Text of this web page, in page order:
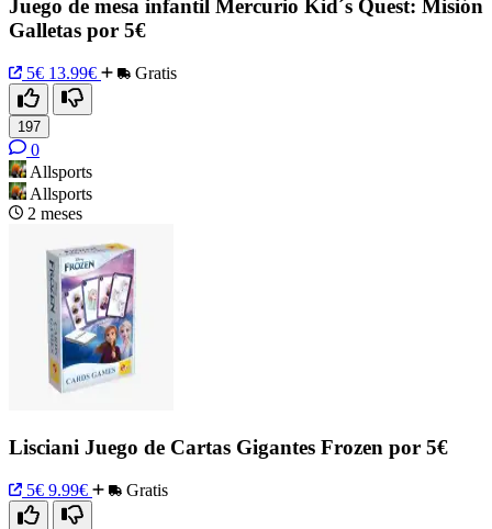
Juego de mesa infantil Mercurio Kid´s Quest: Misión
Galletas por 5€
5€ 13.99€ Gratis
197
0
Allsports
Allsports
2 meses
Lisciani Juego de Cartas Gigantes Frozen por 5€
5€ 9.99€ Gratis